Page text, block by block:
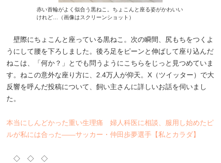
赤い首輪がよく似合う黒ねこ。ちょこんと座る姿がかわいい
けれど…（画像はスクリーンショット）
壁際にちょこんと座っている黒ねこ。次の瞬間、尻もちをつくよ
うにして腰を下ろしました。後ろ足をピーンと伸ばして座り込んだ
ねこは、「何か？」とでも問うようにこちらをじっと見つめていま
す。ねこの意外な座り方に、2.4万人が仰天。X（ツイッター）で大
反響を呼んだ投稿について、飼い主さんに詳しいお話を伺いまし
た。
本当にしんどかった重い生理痛 婦人科医に相談、服用し始めたピ
ルが私には合った――サッカー・仲田歩夢選手【私とカラダ】
◇ ◇ ◇